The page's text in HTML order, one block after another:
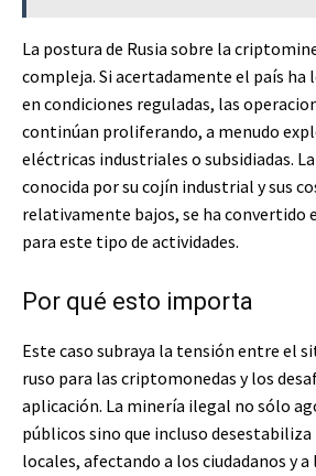
La postura de Rusia sobre la
compleja. Si acertadamente el país ha
en condiciones reguladas, las
continúan proliferando, a menudo
eléctricas industriales o subsidiadas.
conocida por su cojín industrial y sus
relativamente bajos, se ha convertido
para este tipo de actividades.
Por qué esto importa
Este caso subraya la tensión entre el
ruso para las criptomonedas y los
aplicación. La minería ilegal no sólo
públicos sino que incluso
locales, afectando a los ciudadanos y a